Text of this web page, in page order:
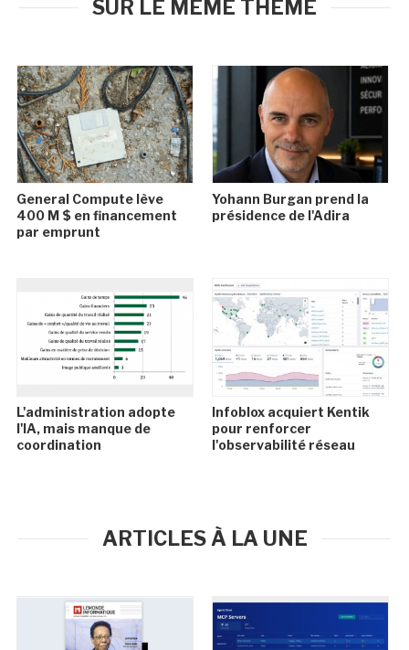
SUR LE MÊME THÈME
General Compute lève
400 M $ en financement
par emprunt
Yohann Burgan prend la
présidence de l'Adira
L'administration adopte
l'IA, mais manque de
coordination
Infoblox acquiert Kentik
pour renforcer
l'observabilité réseau
ARTICLES À LA UNE